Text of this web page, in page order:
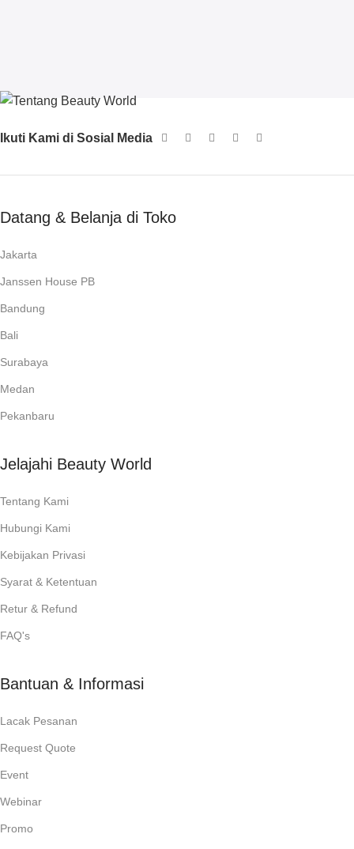
Ikuti Kami di Sosial Media
Datang & Belanja di Toko
Jakarta
Janssen House PB
Bandung
Bali
Surabaya
Medan
Pekanbaru
Jelajahi Beauty World
Tentang Kami
Hubungi Kami
Kebijakan Privasi
Syarat & Ketentuan
Retur & Refund
FAQ's
Bantuan & Informasi
Lacak Pesanan
Request Quote
Event
Webinar
Promo